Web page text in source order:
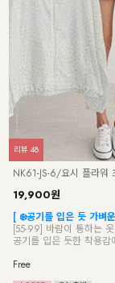
NK61-JS-6/요시 플라워
19,900원
[ ❄️공기를 입은 듯 가벼
[55-99] 바람이 통하는
공기를 입은 듯한 착용
Free
리뷰48